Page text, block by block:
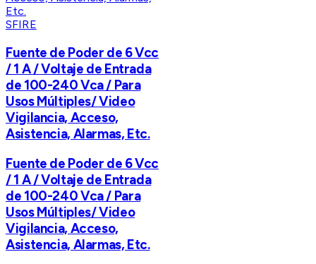
SFIRE
Fuente de Poder de 6 Vcc
/ 1 A / Voltaje de Entrada
de 100-240 Vca / Para
Usos Múltiples/ Video
Vigilancia, Acceso,
Asistencia, Alarmas, Etc.
Fuente de Poder de 6 Vcc
/ 1 A / Voltaje de Entrada
de 100-240 Vca / Para
Usos Múltiples/ Video
Vigilancia, Acceso,
Asistencia, Alarmas, Etc.